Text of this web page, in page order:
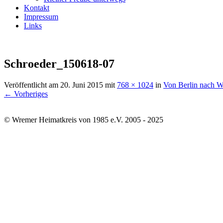
Kontakt
Impressum
Links
Schroeder_150618-07
Veröffentlicht am 20. Juni 2015 mit 768 × 1024 in Von Berlin nach
← Vorheriges
© Wremer Heimatkreis von 1985 e.V. 2005 - 2025